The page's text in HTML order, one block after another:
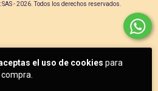
el uso de cookies para
- 2026. Todos los derechos reservados.